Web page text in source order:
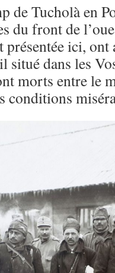
de Tucholà en
du front de
ici, ont
situé dans les
morts entre le
conditions